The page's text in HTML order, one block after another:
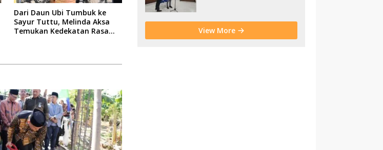
Dari Daun Ubi Tumbuk ke
Sayur Tuttu, Melinda Aksa
Temukan Kedekatan Rasa
Morowali
View More